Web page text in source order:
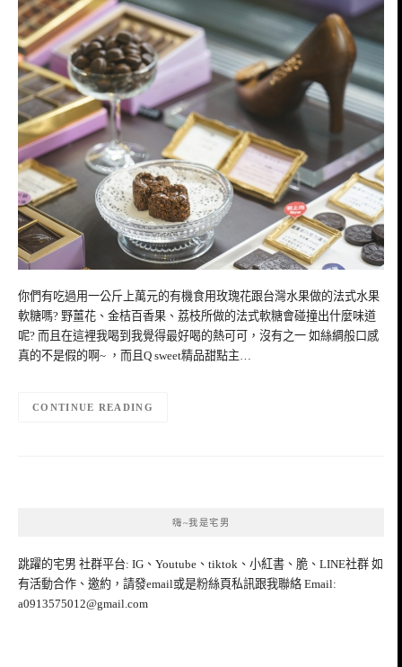
你們有吃過用一公斤上萬元的有機食用玫瑰花跟台灣水果做的法式水果
軟糖嗎? 野薑花、金桔百香果、荔枝所做的法式軟糖會碰撞出什麼味道
呢? 而且在這裡我喝到我覺得最好喝的熱可可，沒有之一 如絲綢般口感
真的不是假的啊~ ，而且Q sweet精品甜點主…
CONTINUE READING
嗨~我是宅男
跳躍的宅男 社群平台: IG、Youtube、tiktok、小紅書、脆、LINE社群 如
有活動合作、邀約，請發email或是粉絲頁私訊跟我聯絡 Email:
a0913575012@gmail.com